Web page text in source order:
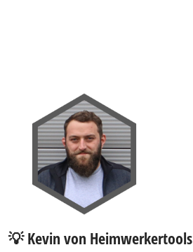
💡 Kevin von Heimwerkertools